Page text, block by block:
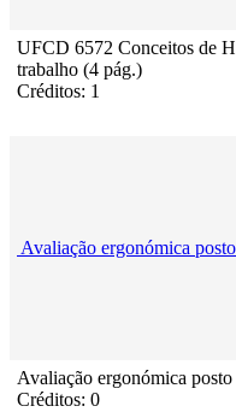
UFCD 6572 Conceitos de
trabalho (4 pág.)
Créditos: 1
Avaliação ergonómica
Avaliação ergonómica
Créditos: 0